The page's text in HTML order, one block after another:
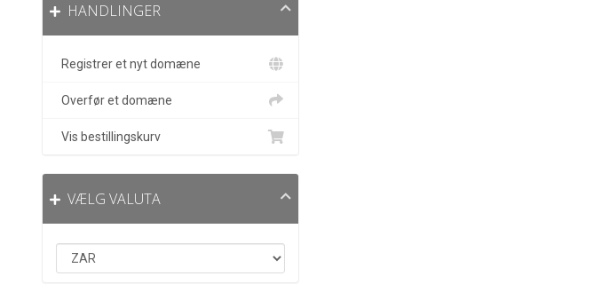
HANDLINGER
Registrer et nyt domæne
Overfør et domæne
Vis bestillingskurv
VÆLG VALUTA